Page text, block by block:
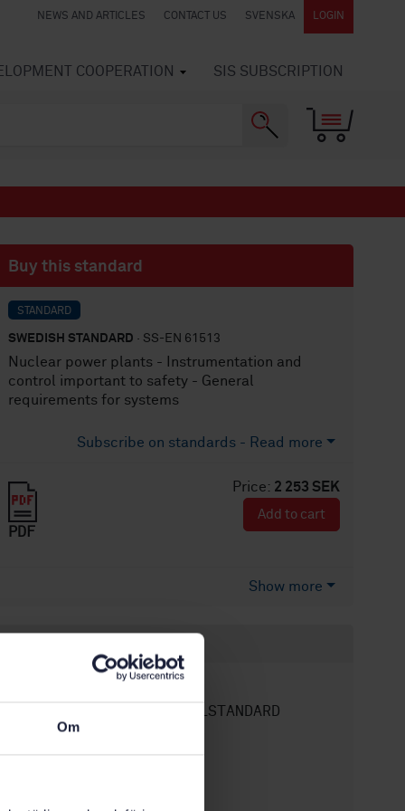
Om
NEWS AND ARTICLES CONTACT US SVENSKA LOGIN
COOPERATION SIS SUBSCRIPTION
Buy this standard
STANDARD
SWEDISH STANDARD · SS-EN 61513
Nuclear power plants - Instrumentation and
control important to safety - General
requirements for systems
Subscribe on standards - Read more
Price: 2 253 SEK
PDF
Add to cart
Show more
English
SEK SVENSK ELSTANDARD